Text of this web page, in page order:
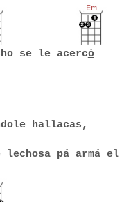
se le acercó
hallacas,
lechosa pá armá el